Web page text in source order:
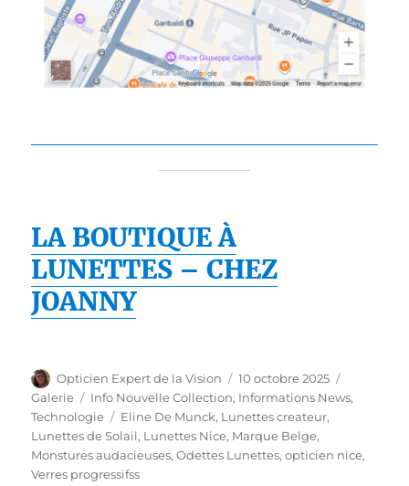
LA BOUTIQUE À
LUNETTES – CHEZ
JOANNY
Auteur
Opticien Expert de la Vision
Publié
le
10 octobre 2025
Galerie
Catégories
Info Nouvelle Collection, Informations News,
Technologie
Étiquettes
Eline De Munck, Lunettes createur,
Lunettes de Solail, Lunettes Nice, Marque Belge,
Monstures audacieuses,Odettes Lunettes,opticien nice,
Verres progressifss